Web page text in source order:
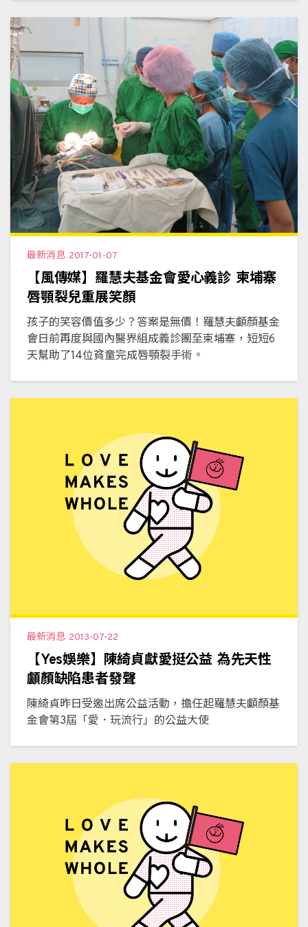
最新消息 2017-01-07
【風傳媒】羅慧夫基金會愛心義診 柬埔寨
唇顎裂兒重展笑顏
孩子的笑容價值多少？答案是無價！羅慧夫顱顏基金
會日前再度與國內醫界組成義診團至柬埔寨，短短6
天幫助了14位貧童完成唇顎裂手術。
最新消息 2013-07-22
【Yes娛樂】陳綺貞獻愛挺公益 為先天性
顱顏缺陷患者發聲
陳綺貞昨日受邀出席公益活動，擔任起羅慧夫顱顏基
金會第3屆「愛．玩流行」的公益大使